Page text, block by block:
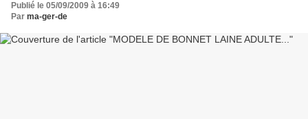
Publié le 05/09/2009 à 16:49
Par ma-ger-de